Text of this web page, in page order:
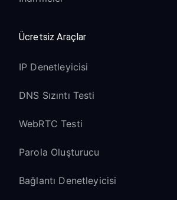
Ücretsiz Araçlar
IP Denetleyicisi
DNS Sızıntı Testi
WebRTC Testi
Parola Oluşturucu
Bağlantı Denetleyicisi